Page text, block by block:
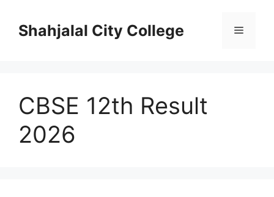
Shahjalal City College Menu
CBSE 12th Result
2026